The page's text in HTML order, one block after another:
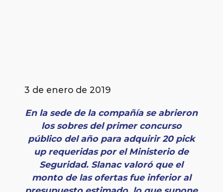
3 de enero de 2019
En la sede de la compañía se abrieron
los sobres del primer concurso
público del año para adquirir 20 pick
up requeridas por el Ministerio de
Seguridad. Slanac valoró que el
monto de las ofertas fue inferior al